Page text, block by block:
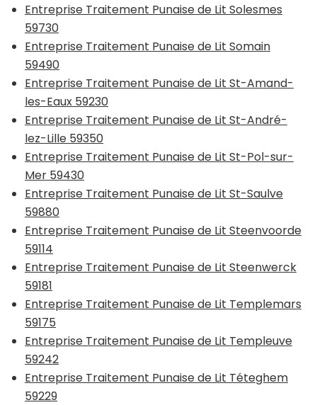
Entreprise Traitement Punaise de Lit Solesmes
59730
Entreprise Traitement Punaise de Lit Somain
59490
Entreprise Traitement Punaise de Lit St-Amand-
les-Eaux 59230
Entreprise Traitement Punaise de Lit St-André-
lez-Lille 59350
Entreprise Traitement Punaise de Lit St-Pol-sur-
Mer 59430
Entreprise Traitement Punaise de Lit St-Saulve
59880
Entreprise Traitement Punaise de Lit Steenvoorde
59114
Entreprise Traitement Punaise de Lit Steenwerck
59181
Entreprise Traitement Punaise de Lit Templemars
59175
Entreprise Traitement Punaise de Lit Templeuve
59242
Entreprise Traitement Punaise de Lit Téteghem
59229